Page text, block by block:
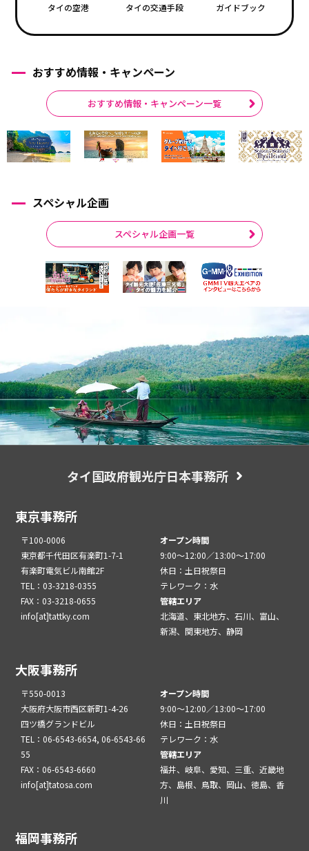
タイの空港 タイの交通手段 ガイドブック
おすすめ情報・キャンペーン
おすすめ情報・キャンペーン一覧
スペシャル企画
スペシャル企画一覧
タイ国政府観光庁日本事務所
東京事務所
〒100-0006
東京都千代田区有楽町1-7-1
有楽町電気ビル南館2F
TEL：03-3218-0355
FAX：03-3218-0655
info[at]tattky.com
オープン時間
9:00～12:00／13:00～17:00
休日：土日祝祭日
テレワーク：水
管轄エリア
北海道、東北地方、石川、富山、
新潟、関東地方、静岡
大阪事務所
〒550-0013
大阪府大阪市西区新町1-4-26
四ツ橋グランドビル
TEL：06-6543-6654, 06-6543-66
55
FAX：06-6543-6660
info[at]tatosa.com
オープン時間
9:00～12:00／13:00～17:00
休日：土日祝祭日
テレワーク：水
管轄エリア
福井、岐阜、愛知、三重、近畿地
方、島根、鳥取、岡山、徳島、香
川
福岡事務所